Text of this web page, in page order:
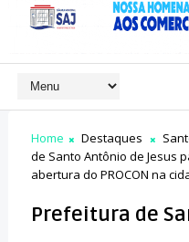
Home Destaques
de Santo Antônio de Jesus
abertura do PROCON na
Prefeitura de